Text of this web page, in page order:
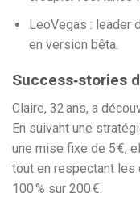
LeoVegas : leader
en version bêta.
Success‑stories
Claire, 32 ans, a
En suivant une
une mise fixe de 5 €,
tout en respectant les
100 % sur 200 €.